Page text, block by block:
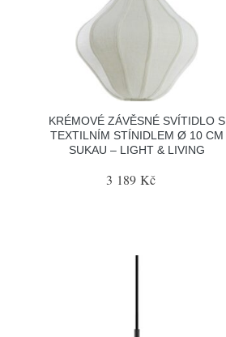
KRÉMOVÉ ZÁVĚSNÉ SVÍTIDLO S
TEXTILNÍM STÍNIDLEM Ø 10 CM
SUKAU – LIGHT & LIVING
3 189 Kč